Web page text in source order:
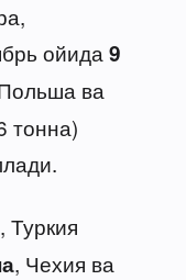
ойида 9
ва
тонна)
, Туркия
, Чехия ва